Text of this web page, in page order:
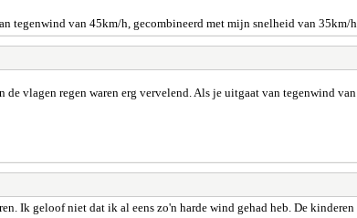
tegenwind van 45km/h, gecombineerd met mijn snelheid van
de vlagen regen waren erg vervelend. Als je uitgaat van tegenwind
Ik geloof niet dat ik al eens zo'n harde wind gehad heb. De